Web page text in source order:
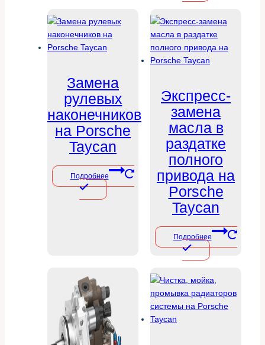
Замена
рулевых
наконечников
на Porsche
Taycan
Подробнее
Экспресс-
замена
масла в
раздатке
полного
привода на
Porsche
Taycan
Подробнее